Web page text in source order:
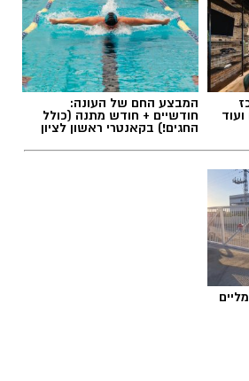
המבצע החם של העונה:
חודשיים + חודש מתנה (כולל
החגים!) בקאנטרי ראשון לציון